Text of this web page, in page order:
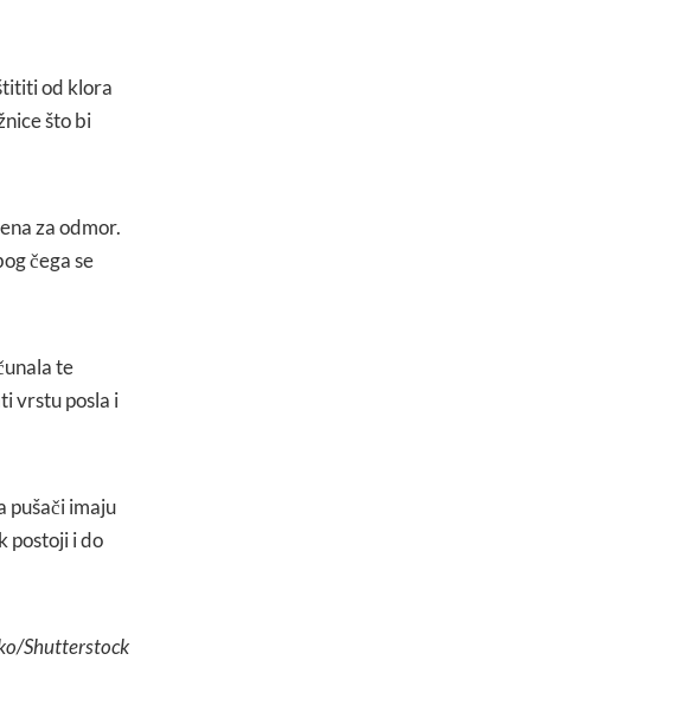
od klora
što bi
za odmor.
čega se
te
vrstu posla i
pušači imaju
postoji i do
Shutterstock